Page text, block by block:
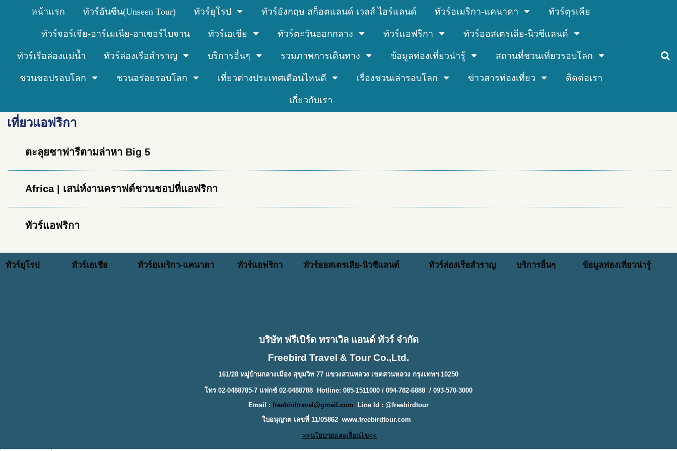
หน้าแรก ทัวร์อันซีน(Unseen Tour) ทัวร์ยุโรป ทัวร์อังกฤษ สก็อตแลนด์ เวลส์ ไอร์แลนด์ ทัวร์อเมริกา-แคนาดา ทัวร์ตุรเคีย
ทัวร์จอร์เจีย-อาร์เมเนีย-อาเซอร์ไบจาน ทัวร์เอเชีย ทัวร์ตะวันออกกลาง ทัวร์แอฟริกา ทัวร์ออสเตรเลีย-นิวซีแลนด์
ทัวร์เรือล่องแม่น้ำ ทัวร์ล่องเรือสำราญ บริการอื่นๆ รวมภาพการเดินทาง ข้อมูลท่องเที่ยวน่ารู้ สถานที่ชวนเที่ยวรอบโลก
ชวนชอปรอบโลก ชวนอร่อยรอบโลก เที่ยวต่างประเทศเดือนไหนดี เรื่องชวนเล่ารอบโลก ข่าวสารท่องเที่ยว ติดต่อเรา
เกี่ยวกับเรา
เที่ยวแอฟริกา
ตะลุยซาฟารีตามล่าหา Big 5
Africa | เสน่ห์งานคราฟต์ชวนชอปที่แอฟริกา
ทัวร์แอฟริกา
ทัวร์ยุโรป ทัวร์เอเชีย ทัวร์อเมริกา-แคนาดา ทัวร์แอฟริกา ทัวร์ออสเตรเลีย-นิวซีแลนด์ ทัวร์ล่องเรือสำราญ บริการอื่นๆ ข้อมูลท่องเที่ยวน่ารู้
บริษัท ฟรีเบิร์ด ทราเวิล แอนด์ ทัวร์ จำกัด
Freebird Travel & Tour Co.,Ltd.
161/28 หมู่บ้านกลางเมือง สุขุมวิท 77 แขวงสวนหลวง เขตสวนหลวง กรุงเทพฯ 10250
โทร 02-0488785-7 แฟกซ์ 02-0488788 Hotline: 085-1511000 / 094-782-6888 / 093-570-3000
Email : freebirdtravel@gmail.com
Line Id : @freebirdtour
ใบอนุญาต เลขที่ 11/05862 www.freebirdtour.com
>>นโยบายและเงื่อนไข<<